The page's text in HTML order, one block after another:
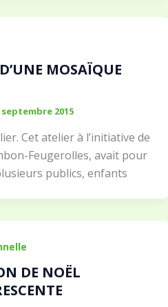
MOSAÏQUE
septembre 2015
Cet atelier à l’initiative de
Feugerolles, avait pour
publics, enfants
DE NOËL